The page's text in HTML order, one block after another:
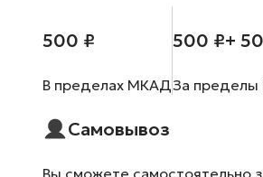
500 ₽
В пределах МКАД
500 ₽+
За
Самовывоз
Вы сможете самостоятельно